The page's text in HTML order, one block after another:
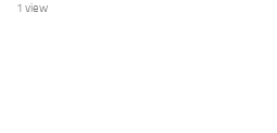
1 view